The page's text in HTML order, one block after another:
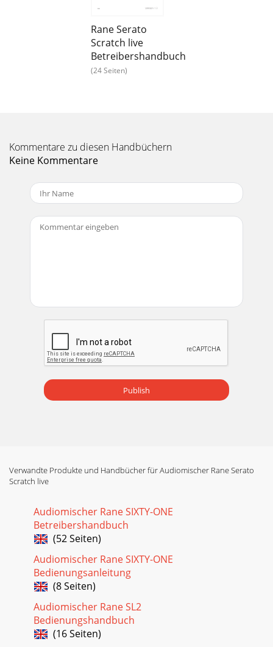
Rane Serato
Scratch live
Betreibershandbuch
(24 Seiten)
Kommentare zu diesen Handbüchern
Keine Kommentare
Publish
Verwandte Produkte und Handbücher für Audiomischer Rane Serato
Scratch live
Audiomischer Rane SIXTY-ONE
Betreibershandbuch
(52 Seiten)
Audiomischer Rane SIXTY-ONE
Bedienungsanleitung
(8 Seiten)
Audiomischer Rane SL2
Bedienungshandbuch
(16 Seiten)